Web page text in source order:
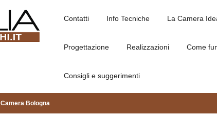
Contatti Info Tecniche La Camera
Progettazione Realizzazioni Come
Consigli e suggerimenti
Camera Bologna